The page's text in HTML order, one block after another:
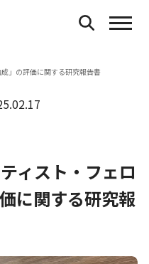
」の評価に関する研究報告書
ィスト・フェロ
に関する研究報